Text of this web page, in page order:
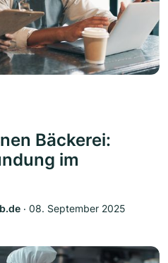
Bäckerei:
im
‧ 08. September 2025